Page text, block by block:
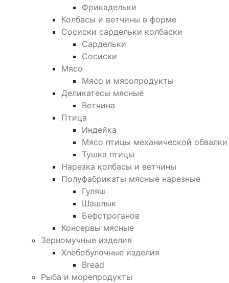
Фрикадельки
Колбасы и ветчины в форме
Сосиски сардельки колбаски
Сардельки
Сосиски
Мясо
Мясо и мясопродукты
Деликатесы мясные
Ветчина
Птица
Индейка
Мясо птицы механической обвалки
Тушка птицы
Нарезка колбасы и ветчины
Полуфабрикаты мясные нарезные
Гуляш
Шашлык
Бефстроганов
Консервы мясные
Зерномучные изделия
Хлебобулочные изделия
Bread
Рыба и морепродукты